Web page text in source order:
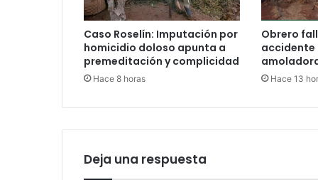
Caso Roselín: Imputación por
homicidio doloso apunta a
premeditación y complicidad
Hace 8 horas
Obrero
accidente
Hace 13
Deja una respuesta